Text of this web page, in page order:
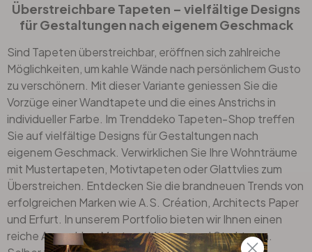
Überstreichbare Tapeten – vielfältige Designs
für Gestaltungen nach eigenem Geschmack
Sind Tapeten überstreichbar, eröffnen sich zahlreiche
Möglichkeiten, um kahle Wände nach persönlichem Gusto
zu verschönern. Mit dieser Variante geniessen Sie die
Vorzüge einerWandtapete und die eines Anstrichs in
individueller Farbe. Im Trenddeko Tapeten-Shop treffen
Sie auf vielfältige Designs für Gestaltungen nach
eigenem Geschmack. Verwirklichen Sie Ihre Wohnträume
mit Mustertapeten, Motivtapeten oder Glattvlies zum
Überstreichen. Entdecken Sie die brandneuen Trends von
erfolgreichen Marken wieA.S. Création, Architects Paper
und Erfurt. In unserem Portfolio bieten wir Ihnen einen
reiche Auswahl an Mustern, Motiven und Strukturen.